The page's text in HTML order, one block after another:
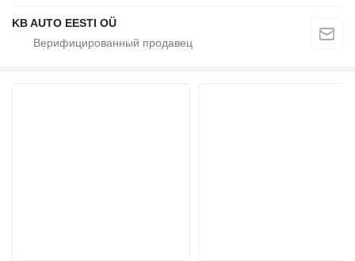
KB AUTO EESTI OÜ